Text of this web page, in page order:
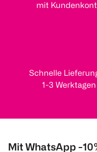
mit
Schnelle
1-3 Werktagen
Mit WhatsApp -